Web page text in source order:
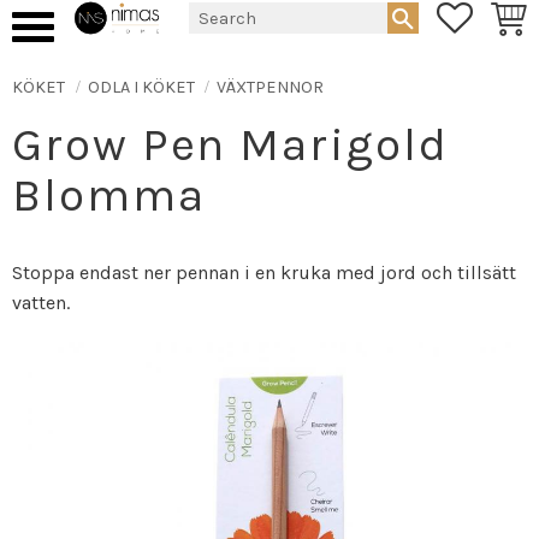
KÖKET ODLA I KÖKET VÄXTPENNOR
Grow Pen Marigold
Blomma
Stoppa endast ner pennan i en kruka med jord och tillsätt
vatten.